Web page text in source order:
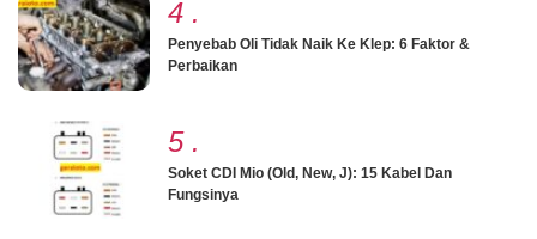
4 .
Penyebab Oli Tidak Naik Ke Klep: 6 Faktor &
Perbaikan
5 .
Soket CDI Mio (Old, New, J): 15 Kabel Dan
Fungsinya